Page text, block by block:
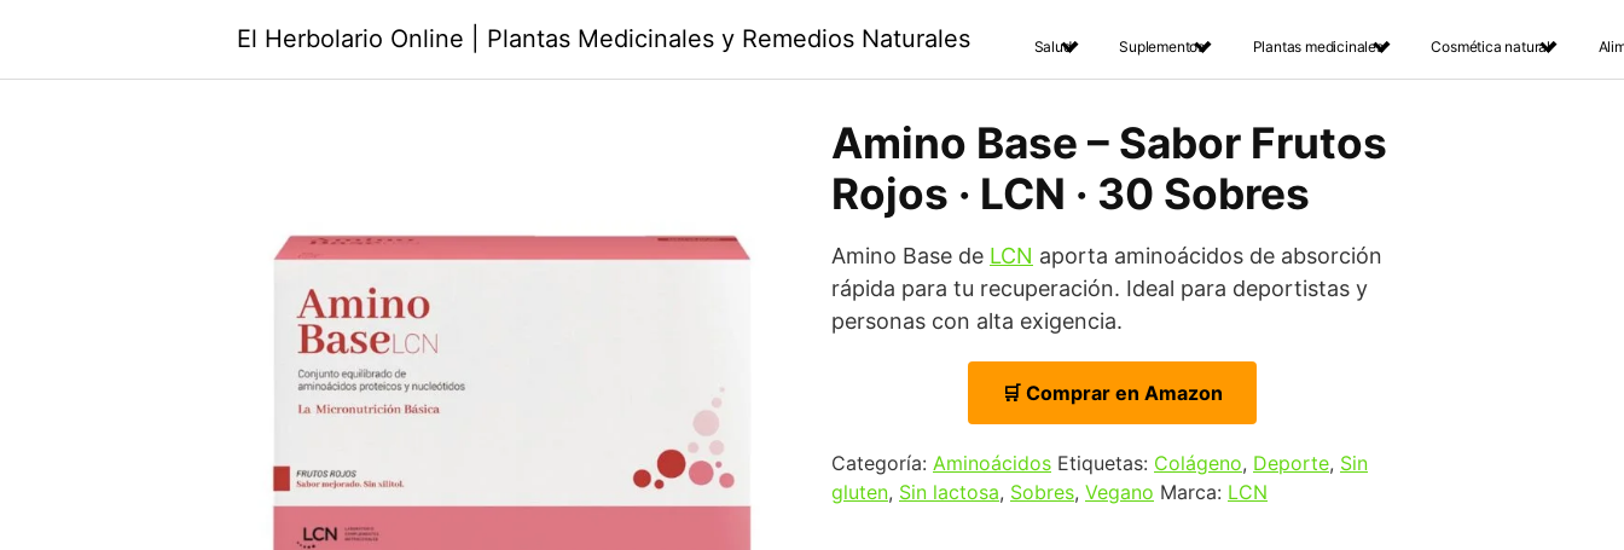
El Herbolario Online | Plantas Medicinales y Remedios Naturales Salud Suplementos Plantas medicinales Cosmética natural
Amino Base – Sabor Frutos
Rojos · LCN · 30 Sobres
Amino Base de LCN aporta aminoácidos de absorción
rápida para tu recuperación. Ideal para deportistas y
personas con alta exigencia.
🛒 Comprar en Amazon
Categoría: Aminoácidos Etiquetas: Colágeno, Deporte, Sin
gluten, Sin lactosa, Sobres, Vegano Marca: LCN